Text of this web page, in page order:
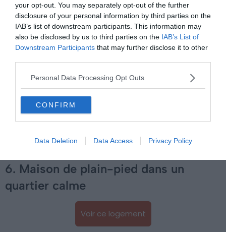
your opt-out. You may separately opt-out of the further
disclosure of your personal information by third parties on the
IAB’s list of downstream participants. This information may
also be disclosed by us to third parties on the IAB’s List of
Downstream Participants that may further disclose it to other
Personal Data Processing Opt Outs
CONFIRM
Data Deletion Data Access Privacy Policy
proche du célèbre paquebot Lydia
Dans cet appartement Airbnb au Barcarès décoré dans
un style moderne, vous aurez un accès direct pour la
Grande Plage ! Un détour de seulement quelques
minutes à pied sera nécessaire pour passer voir le
paquebot Lydia, incontournable du Barcarès.
commun de la résidence.
6. Maison de plain-pied dans un
quartier calme
Voir ce logement